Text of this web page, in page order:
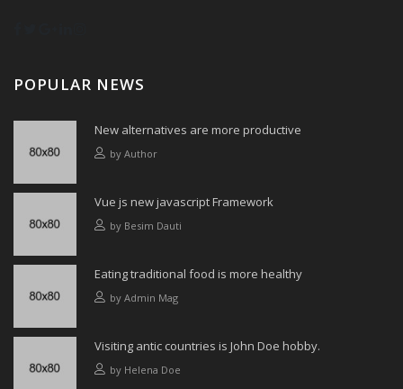
POPULAR NEWS
New alternatives are more productive
by Author
Vue js new javascript Framework
by Besim Dauti
Eating traditional food is more healthy
by Admin Mag
Visiting antic countries is John Doe hobby.
by Helena Doe